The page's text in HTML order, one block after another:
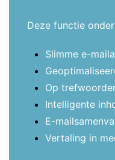
Deze functie
Slimme e-
Op
Intelligente
E-
Vertaling in